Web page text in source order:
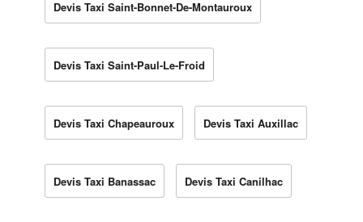
Devis Taxi Saint-Bonnet-De-Montauroux
Devis Taxi Saint-Paul-Le-Froid
Devis Taxi Chapeauroux Devis Taxi Auxillac
Devis Taxi Banassac Devis Taxi Canilhac